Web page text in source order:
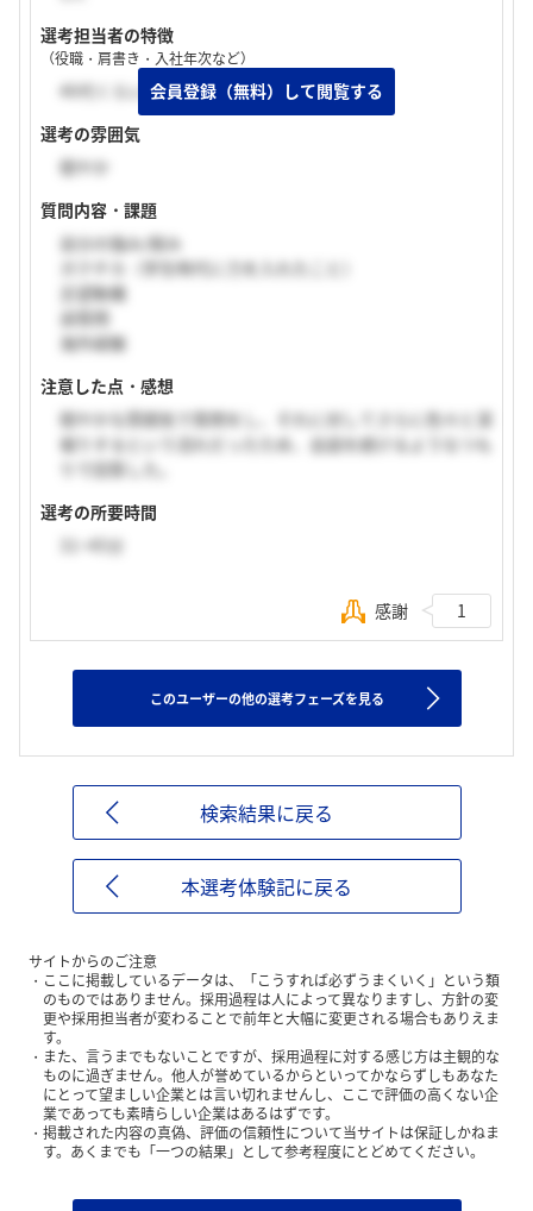
選考担当者の特徴
（役職・肩書き・入社年次など）
40代くらいの人事の方
選考の雰囲気
穏やか
質問内容・課題
自分の強み/弱み
ガクチカ（学生時代に力を入れたこと）
志望動機
逆質問
海外経験
注意した点・感想
穏やかな雰囲気で質問をし、それに対してさらに色々と深
堀りするという流れだったため、会話を続けるようなつも
りで回答した。
選考の所要時間
31~45分
感謝 1
このユーザーの他の選考フェーズを見る
検索結果に戻る
本選考体験記に戻る
サイトからのご注意
ここに掲載しているデータは、「こうすれば必ずうまくいく」という類
のものではありません。採用過程は人によって異なりますし、方針の変
更や採用担当者が変わることで前年と大幅に変更される場合もありえま
す。
また、言うまでもないことですが、採用過程に対する感じ方は主観的な
ものに過ぎません。他人が誉めているからといってかならずしもあなた
にとって望ましい企業とは言い切れませんし、ここで評価の高くない企
業であっても素晴らしい企業はあるはずです。
掲載された内容の真偽、評価の信頼性について当サイトは保証しかねま
す。あくまでも「一つの結果」として参考程度にとどめてください。